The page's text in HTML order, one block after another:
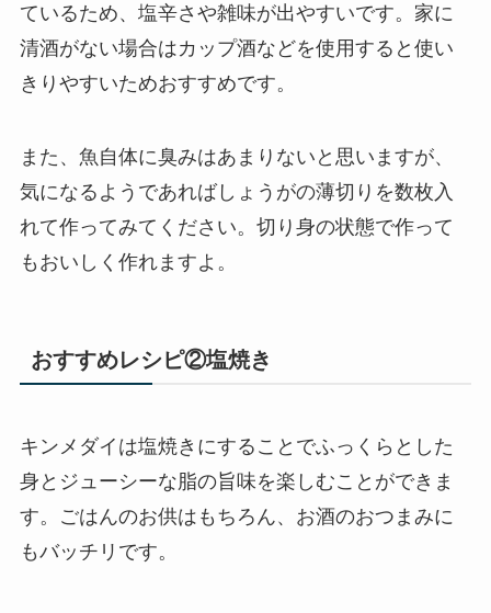
ているため、塩辛さや雑味が出やすいです。家に
清酒がない場合はカップ酒などを使用すると使い
きりやすいためおすすめです。
また、魚自体に臭みはあまりないと思いますが、
気になるようであればしょうがの薄切りを数枚入
れて作ってみてください。切り身の状態で作って
もおいしく作れますよ。
おすすめレシピ②塩焼き
キンメダイは塩焼きにすることでふっくらとした
身とジューシーな脂の旨味を楽しむことができま
す。ごはんのお供はもちろん、お酒のおつまみに
もバッチリです。